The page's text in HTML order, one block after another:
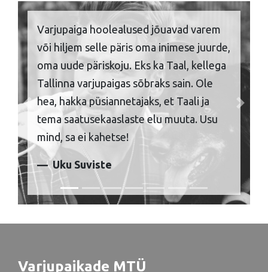
Varjupaiga hoolealused jõuavad varem
või hiljem selle päris oma inimese juurde,
oma uude päriskoju. Eks ka Taal, kellega
Tallinna varjupaigas sõbraks sain. Ole
hea, hakka püsiannetajaks, et Taali ja
tema saatusekaaslaste elu muuta. Usu
mind, sa ei kahetse!
Uku Suviste
Previous Next
Varjupaikade MTÜ